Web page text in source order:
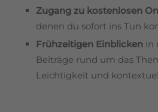
Zugang zu kostenlosen
denen du sofort ins Tun
Frühzeitigen Einblicken in
Beiträge rund um das
Leichtigkeit und